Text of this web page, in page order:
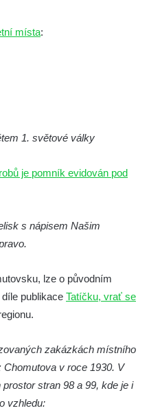
v
ve Velešíně
na hřbitově
J. V.
války na
války v
na
místa:
1. světové války
je pomník evidován pod
s nápisem Našim
lze o původním
publikace Tatíčku, vrať se
zakázkách místního
v roce 1930. V
stran 98 a 99, kde je i
vzhledu: